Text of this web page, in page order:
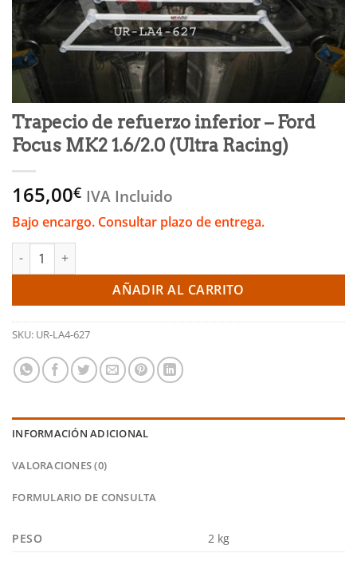
Trapecio de refuerzo inferior – Ford
Focus MK2 1.6/2.0 (Ultra Racing)
165,00€ IVA Incluido
Bajo encargo. Consultar plazo de entrega.
Trapecio de refuerzo inferior - Ford Focus MK2 1.6/2.0 (Ultra
AÑADIR AL CARRITO
SKU: UR-LA4-627
INFORMACIÓN ADICIONAL
VALORACIONES (0)
FORMULARIO DE CONSULTA
PESO 2 kg